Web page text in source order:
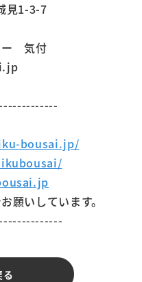
見1-3-7
ー 気付
bousai.jp/
願いしています。
る